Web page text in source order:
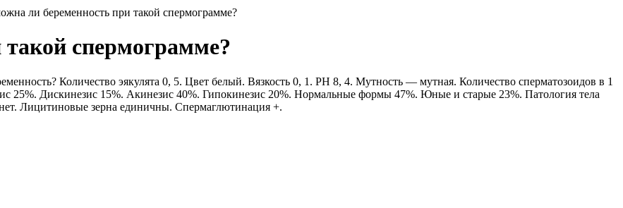
ли беременность при такой спермограмме?
спермограмме?
Количество эякулята 0, 5. Цвет белый. Вязкость 0, 1. РН 8, 4. Мутность — мутная. Количество сперматозоидов в 1
25%. Дискинезис 15%. Акинезис 40%. Гипокинезис 20%. Нормальные формы 47%. Юные и старые 23%. Патология тела
Лицитиновые зерна единичны. Спермаглютинация +.